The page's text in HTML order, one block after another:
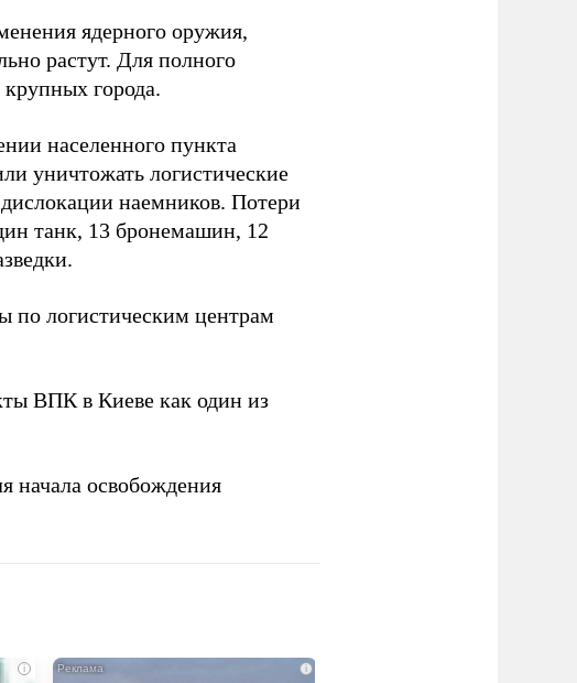
ядерного оружия,
растут. Для полного
крупных города.
населенного пункта
уничтожать логистические
наемников. Потери
танк, 13 бронемашин, 12
по логистическим центрам
ВПК в Киеве как один из
начала освобождения
i i